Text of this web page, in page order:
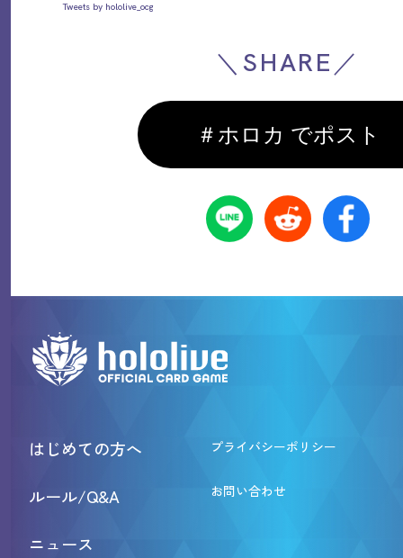
Tweets by hololive_ocg
＼SHARE／
＃ホロカ でポスト
はじめての方へ
ルール/Q&A
ニュース
プライバシーポリシー
お問い合わせ